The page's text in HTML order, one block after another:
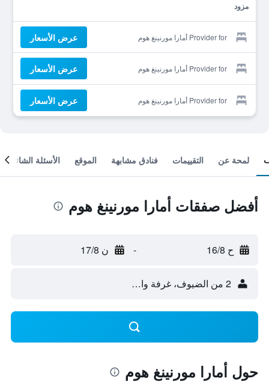
مزود
Provider for أمارا مورنينغ هوم عرض الأسعار
Provider for أمارا مورنينغ هوم عرض الأسعار
Provider for أمارا مورنينغ هوم عرض الأسعار
لمحة عن التقييمات فنادق مشابهة الموقع الأسئلة الشائعة
أفضل صفقات أمارا مورنينغ هوم
ح 16/8 - ن 17/8
2 من الضيوف، غرفة واحدة
حول أمارا مورنينغ هوم